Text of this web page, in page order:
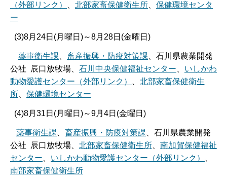
（外部リンク）
北部家畜保健衛生所
保健環境センタ
ー
(3)8月24日(月曜日)～8月28日(金曜日)
薬事衛生課 畜産振興・防疫対策課 、石川県農業開発
公社 辰口放牧場、 石川中央保健福祉センター
いしかわ
動物愛護センター（外部リンク）
北部家畜保健衛生
所
保健環境センター
(4)8月31日(月曜日)～9月4日(金曜日)
薬事衛生課 畜産振興・防疫対策課 、石川県農業開発
公社 辰口放牧場、 北部家畜保健衛生所
南加賀保健福祉
センター
いしかわ動物愛護センター（外部リンク）
南部家畜保健衛生所